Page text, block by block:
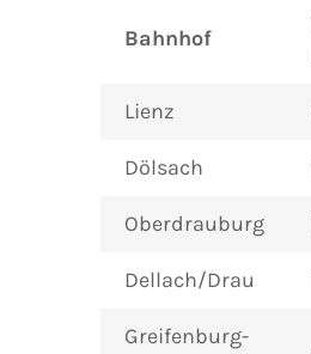
Bahnhof
Lienz
Dölsach
Oberdrauburg
Dellach/Drau
Greifenburg-